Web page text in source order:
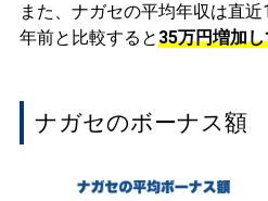
また、ナガセの平均年収は直近
年前と比較すると35万円増加
ナガセのボーナス額